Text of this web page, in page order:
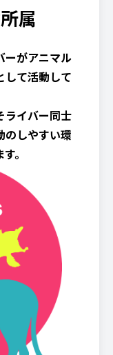
属
ーがアニマル
して活動して
ライバー同士
のしやすい環
。